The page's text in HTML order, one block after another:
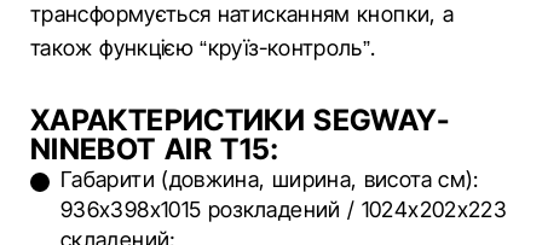
трансформується натисканням кнопки, а
також функцією “круїз-контроль”.
ХАРАКТЕРИСТИКИ SEGWAY-
NINEBOT AIR T15:
Габарити (довжина, ширина, висота см):
936х398х1015 розкладений / 1024х202х223
складений;